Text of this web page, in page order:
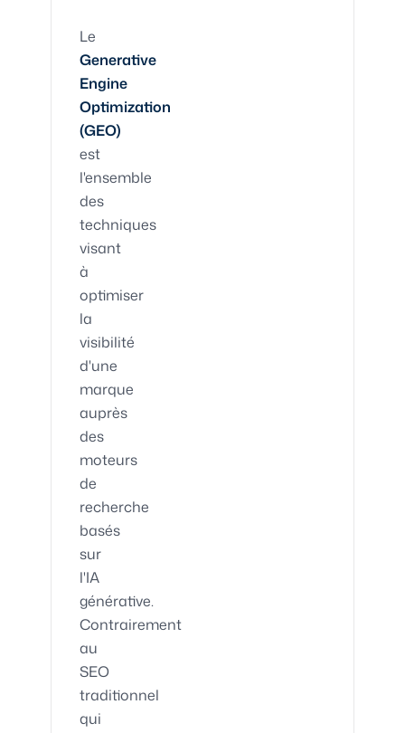
Le
Generative
Engine
Optimization
(GEO)
est
l'ensemble
des
techniques
visant
à
optimiser
la
visibilité
d'une
marque
auprès
des
moteurs
de
recherche
basés
sur
l'IA
générative.
Contrairement
au
SEO
traditionnel
qui